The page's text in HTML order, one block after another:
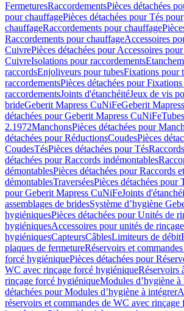
FermeturesRaccordementsPièces détachées
pour chauffagePièces détachées pour Tés pour
chauffageRaccordements pour chauffage
Raccordements pour chauffageAccessoires
CuivrePièces détachées pour Accessoires
CuivreIsolations pour raccordements
raccordsEnjoliveurs pour tubesFixations pour
raccordementsPièces détachées pour Fixations
raccordementsJoints d'étanchéitéJeux de vis
brideGeberit Mapress CuNiFeGeberit
détachées pour Geberit Mapress CuNiFeTubes
2.1972ManchonsPièces détachées pour
détachées pour RéductionsCoudesPièces
CoudesTésPièces détachées pour Tés
détachées pour Raccords indémontables
démontablesPièces détachées pour Raccords
démontablesTraverséesPièces détachées pour
pour Geberit Mapress CuNiFeJoints
assemblages de bridesSystème d’hygiène
hygiéniquesPièces détachées pour Unités de
hygiéniquesAccessoires pour unités de rinçage
hygiéniquesCapteursCâblesLimiteurs de débit
plaques de fermetureRéservoirs et
forcé hygiéniquePièces détachées pour
WC avec rinçage forcé hygiéniqueRéservoirs
rinçage forcé hygiéniqueModules d’hygiène à
détachées pour Modules d’hygiène à intégrer
réservoirs et commandes de WC avec rinçage